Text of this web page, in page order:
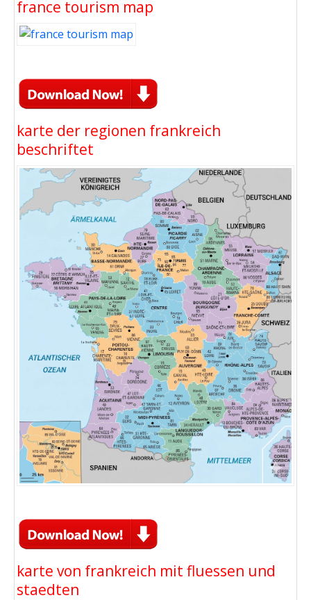
france tourism map
karte der regionen frankreich
beschriftet
karte von frankreich mit fluessen und
staedten